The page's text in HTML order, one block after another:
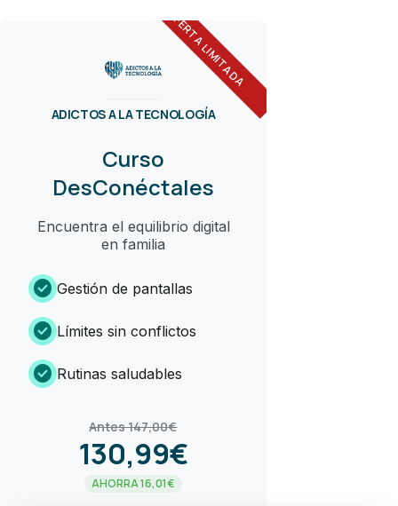
OFERTA LIMITADA
ADICTOS A LA TECNOLOGÍA
Curso
DesConéctales
Encuentra el equilibrio digital
en familia
check_circle Gestión de pantallas
check_circle Límites sin conflictos
check_circle Rutinas saludables
Antes 147,00€
130,99€
AHORRA 16,01€